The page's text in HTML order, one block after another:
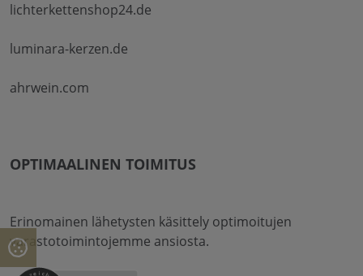
lichterkettenshop24.de
luminara-kerzen.de
ahrwein.com
OPTIMAALINEN TOIMITUS
Erinomainen lähetysten käsittely optimoitujen
varastotoimintojemme ansiosta.